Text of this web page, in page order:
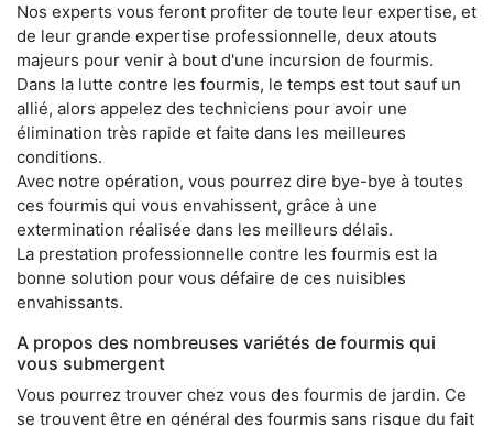
Nos experts vous feront profiter de toute leur expertise, et
de leur grande expertise professionnelle, deux atouts
majeurs pour venir à bout d'une incursion de fourmis.
Dans la lutte contre les fourmis, le temps est tout sauf un
allié, alors appelez des techniciens pour avoir une
élimination très rapide et faite dans les meilleures
conditions.
Avec notre opération, vous pourrez dire bye-bye à toutes
ces fourmis qui vous envahissent, grâce à une
extermination réalisée dans les meilleurs délais.
La prestation professionnelle contre les fourmis est la
bonne solution pour vous défaire de ces nuisibles
envahissants.
A propos des nombreuses variétés de fourmis qui
vous submergent
Vous pourrez trouver chez vous des fourmis de jardin. Ce
se trouvent être en général des fourmis sans risque du fait